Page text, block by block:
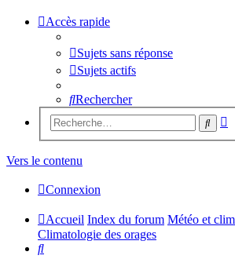
Accès rapide
Sujets sans réponse
Sujets actifs
Rechercher
Vers le contenu
Connexion
Accueil Index du forum Météo et
Climatologie des orages
Rechercher